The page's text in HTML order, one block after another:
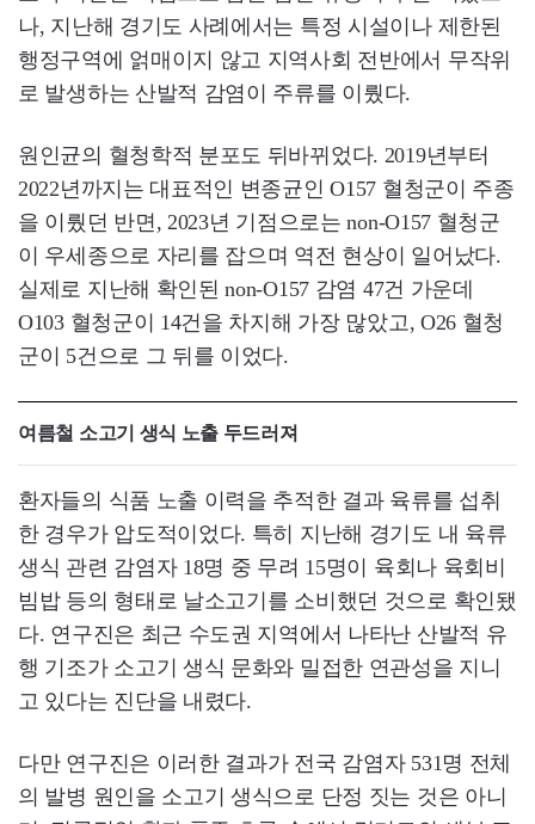
나, 지난해 경기도 사례에서는 특정 시설이나 제한된
행정구역에 얽매이지 않고 지역사회 전반에서 무작위
로 발생하는 산발적 감염이 주류를 이뤘다.
원인균의 혈청학적 분포도 뒤바뀌었다. 2019년부터
2022년까지는 대표적인 변종균인 O157 혈청군이 주종
을 이뤘던 반면, 2023년 기점으로는 non-O157 혈청군
이 우세종으로 자리를 잡으며 역전 현상이 일어났다.
실제로 지난해 확인된 non-O157 감염 47건 가운데
O103 혈청군이 14건을 차지해 가장 많았고, O26 혈청
군이 5건으로 그 뒤를 이었다.
여름철 소고기 생식 노출 두드러져
환자들의 식품 노출 이력을 추적한 결과 육류를 섭취
한 경우가 압도적이었다. 특히 지난해 경기도 내 육류
생식 관련 감염자 18명 중 무려 15명이 육회나 육회비
빔밥 등의 형태로 날소고기를 소비했던 것으로 확인됐
다. 연구진은 최근 수도권 지역에서 나타난 산발적 유
행 기조가 소고기 생식 문화와 밀접한 연관성을 지니
고 있다는 진단을 내렸다.
다만 연구진은 이러한 결과가 전국 감염자 531명 전체
의 발병 원인을 소고기 생식으로 단정 짓는 것은 아니